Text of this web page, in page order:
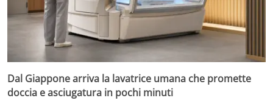
Dal Giappone arriva la lavatrice umana che promette
doccia e asciugatura in pochi minuti